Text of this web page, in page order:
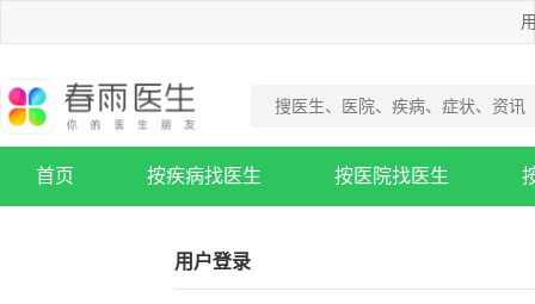
首页 按疾病找医生 按医院找医生
用户登录